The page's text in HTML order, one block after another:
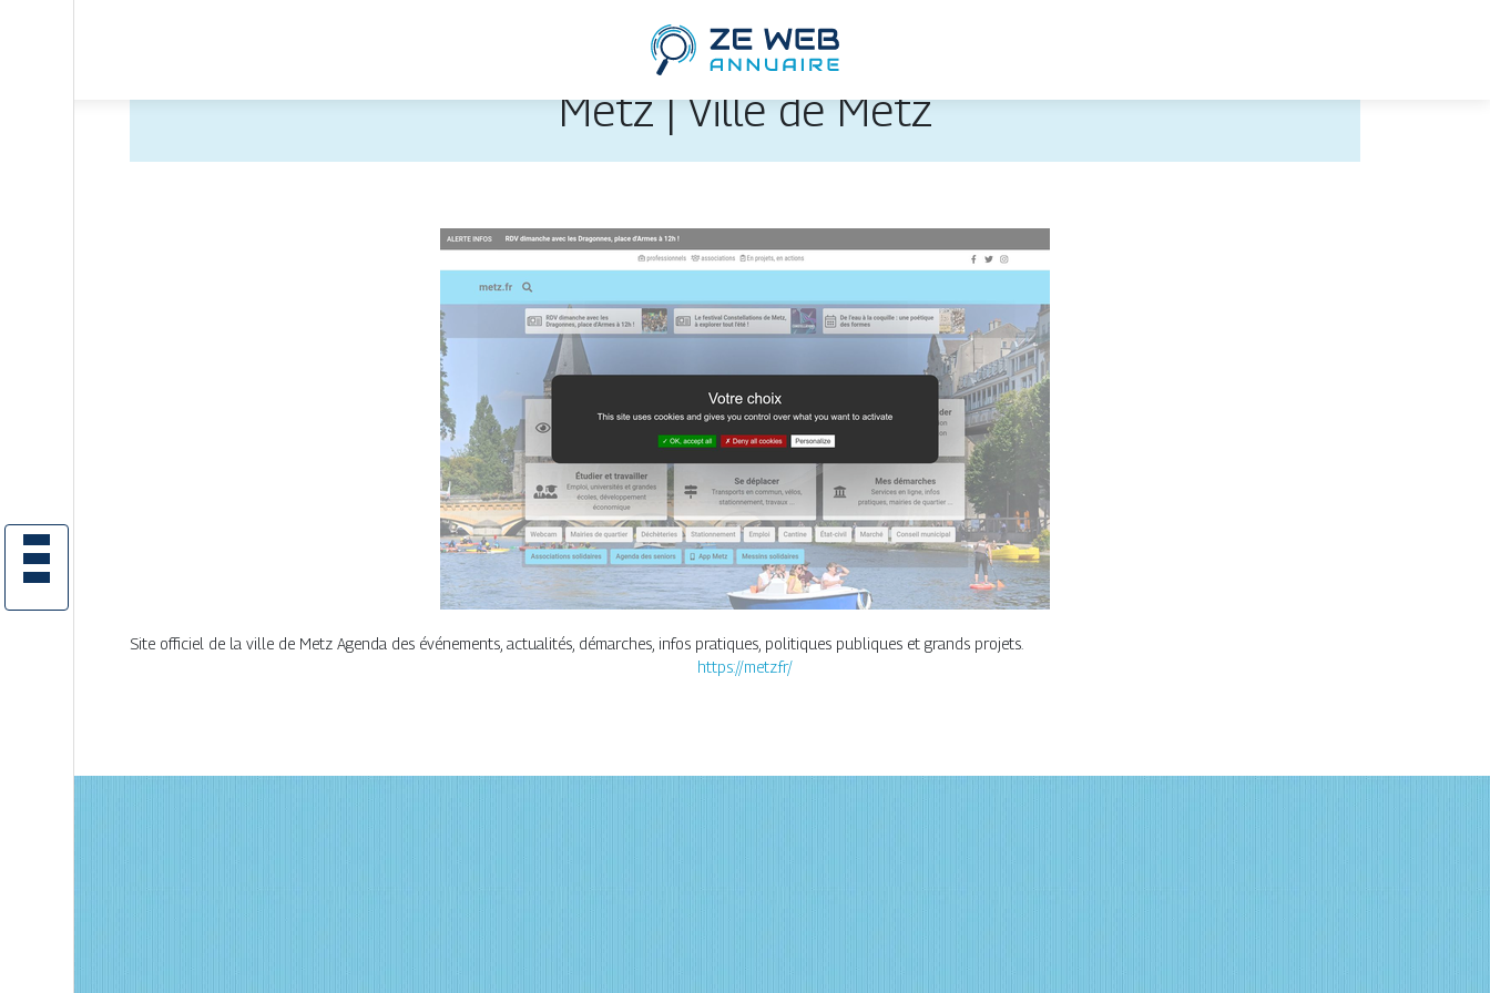
Metz | Ville de Metz
Site officiel de la ville de Metz Agenda des événements, actualités, démarches, infos pratiques, politiques publiques et grands projets.
https://metz.fr/